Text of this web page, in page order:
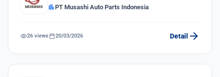
apartmentPT Musashi Auto Parts Indonesia
visibility26 views calendar_today20/03/2026 Detail arrow_forward